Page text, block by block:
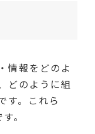
情報をどのよ
どのように組
す。これら
。